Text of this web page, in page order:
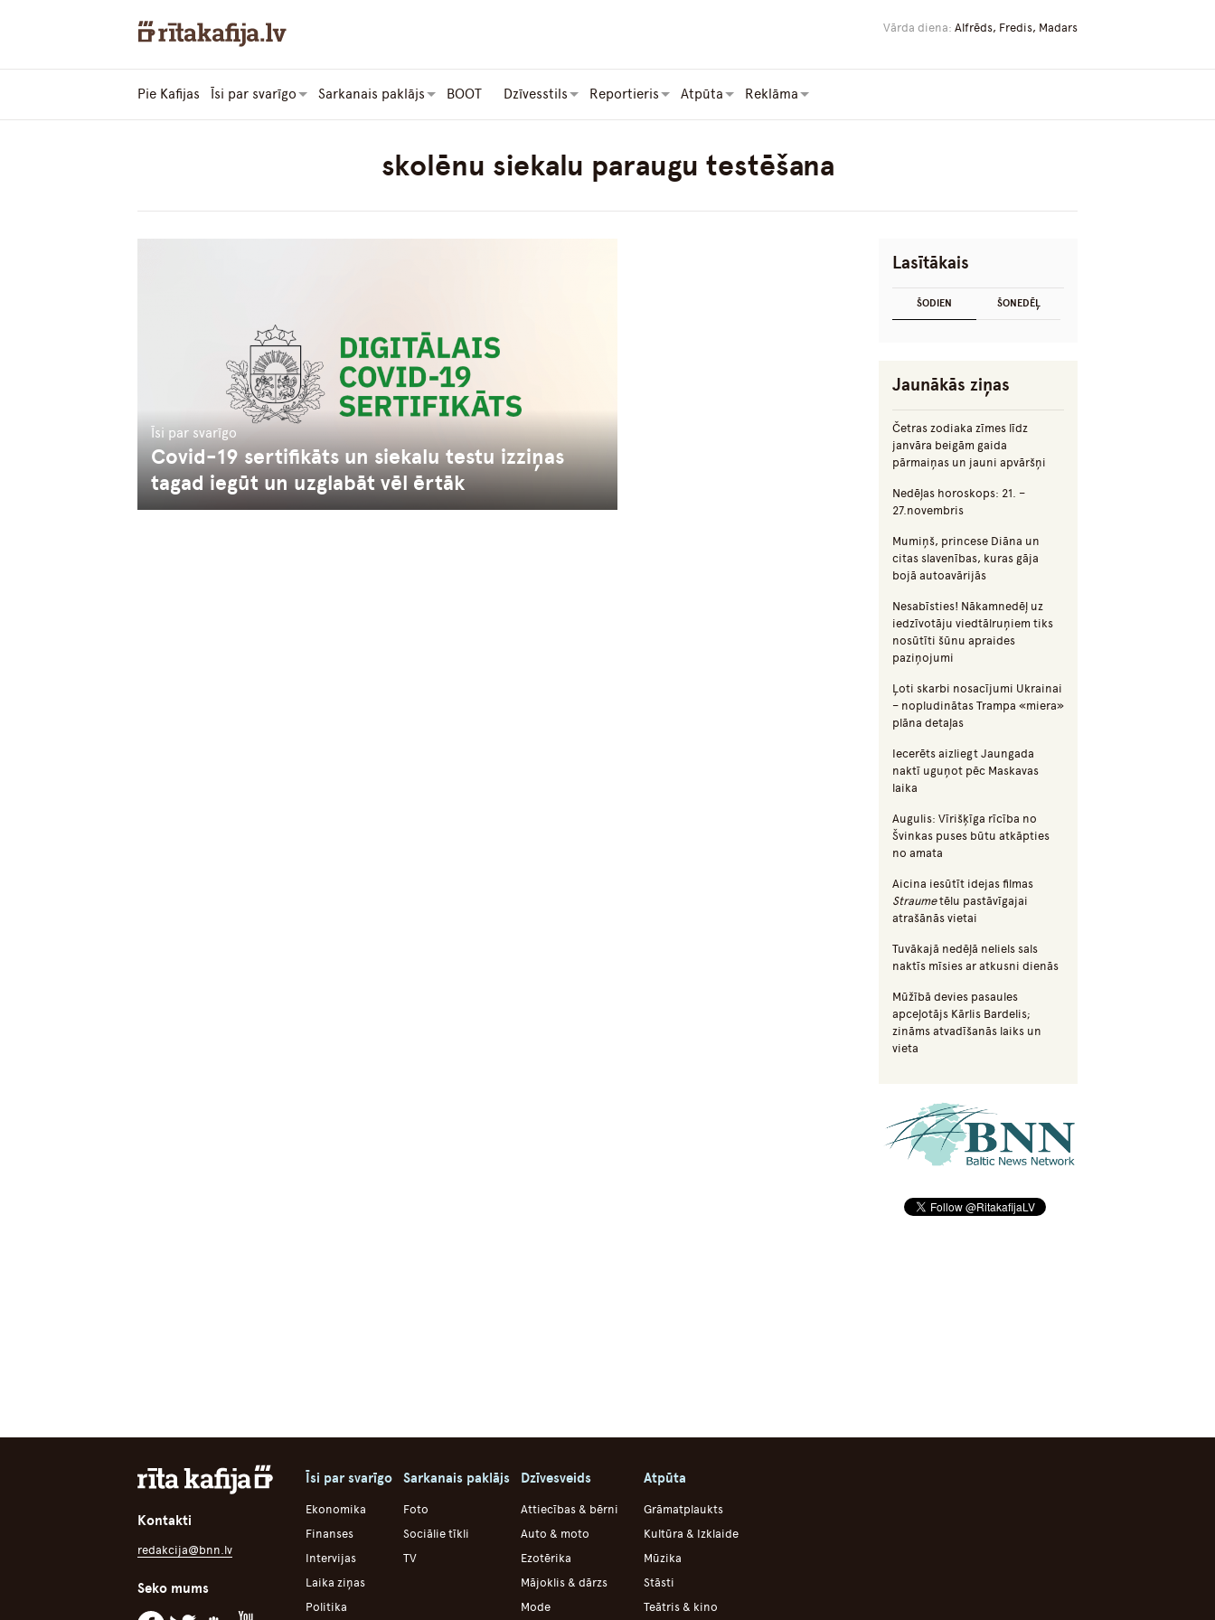
Vārda diena: Alfrēds, Fredis, Madars
Pie Kafijas Īsi par svarīgo Sarkanais paklājs BOOT Dzīvesstils Reportieris Atpūta Reklāma
skolēnu siekalu paraugu testēšana
Īsi par svarīgo
Covid-19 sertifikāts un siekalu testu izziņas
tagad iegūt un uzglabāt vēl ērtāk
Lasītākais
ŠODIEN ŠONEDĒĻ
Jaunākās ziņas
Četras zodiaka zīmes līdz
janvāra beigām gaida
pārmaiņas un jauni apvāršņi
Nedēļas horoskops: 21. –
27.novembris
Mumiņš, princese Diāna un
citas slavenības, kuras gāja
bojā autoavārijās
Nesabīsties! Nākamnedēļ uz
iedzīvotāju viedtālruņiem tiks
nosūtīti šūnu apraides
paziņojumi
Ļoti skarbi nosacījumi Ukrainai
– nopludinātas Trampa «miera»
plāna detaļas
Iecerēts aizliegt Jaungada
naktī uguņot pēc Maskavas
laika
Augulis: Vīrišķīga rīcība no
Švinkas puses būtu atkāpties
no amata
Aicina iesūtīt idejas filmas
Straumetēlu pastāvīgajai
atrašānās vietai
Tuvākajā nedēļā neliels sals
naktīs mīsies ar atkusni dienās
Mūžībā devies pasaules
apceļotājs Kārlis Bardelis;
zināms atvadīšanās laiks un
vieta
Kontakti
redakcija@bnn.lv
Seko mums
Īsi par svarīgo
Ekonomika
Finanses
Intervijas
Laika ziņas
Politika
Sarkanais paklājs
Foto
Sociālie tīkli
TV
Dzīvesveids
Attiecības & bērni
Auto & moto
Ezotērika
Mājoklis & dārzs
Mode
Atpūta
Grāmatplaukts
Kultūra & Izklaide
Mūzika
Stāsti
Teātris & kino